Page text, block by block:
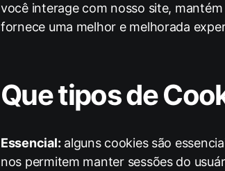
você interage com nosso site,
fornece uma melhor e melhorada
Que tipos de
Essencial: alguns cookies são
nos permitem manter sessões do